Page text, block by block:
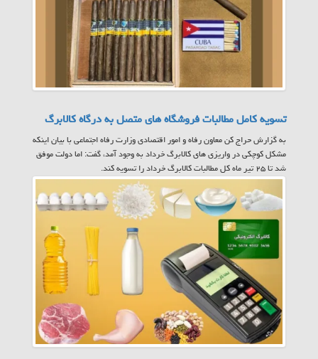
تسویه کامل مطالبات فروشگاه های متصل به درگاه کالابرگ
به گزارش حراج کن معاون رفاه و امور اقتصادی وزارت رفاه اجتماعی با بیان اینکه
مشکل کوچکی در واریزی های کالابرگ خرداد به وجود آمد، گفت: اما دولت موفق
شد تا ۲۵ تیر ماه کل مطالبات کالابرگ خرداد را تسویه کند.